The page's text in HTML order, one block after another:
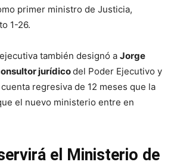
primer ministro de Justicia,
1-26.
también designó a Jorge
jurídicodel Poder Ejecutivo y
regresiva de 12 meses que la
el nuevo ministerio entre en
el Ministerio de